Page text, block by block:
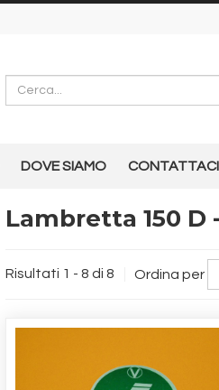
Cerca
DOVE SIAMO CONTATTACI
Lambretta 150 D
Risultati 1 - 8 di 8 Ordina per